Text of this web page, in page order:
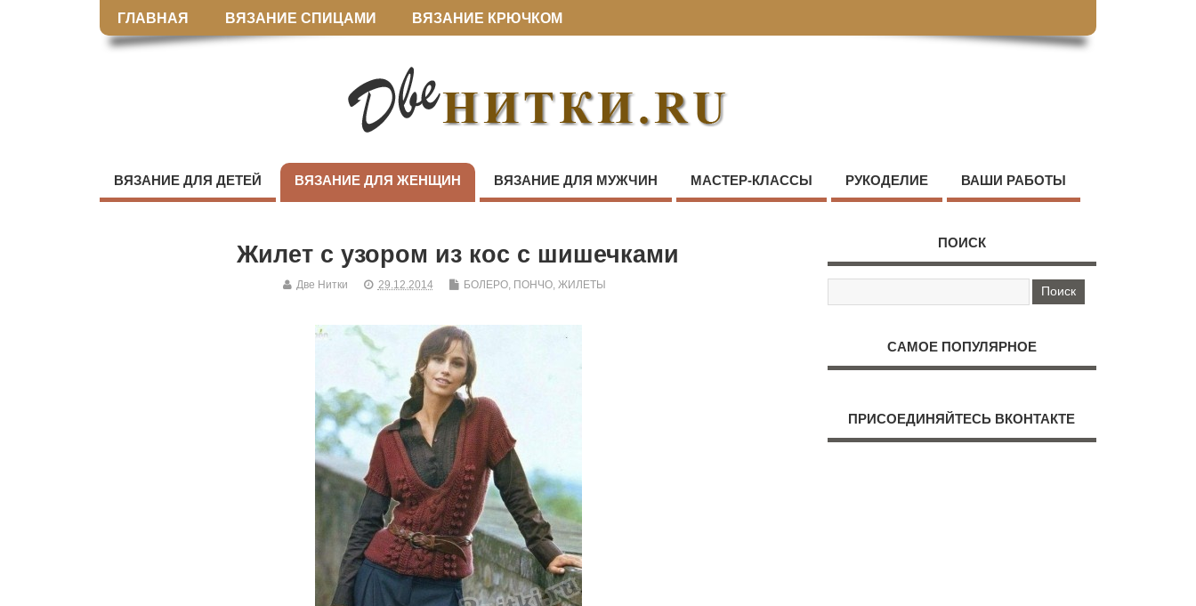
ГЛАВНАЯ ВЯЗАНИЕ СПИЦАМИ ВЯЗАНИЕ КРЮЧКОМ
ВЯЗАНИЕ ДЛЯ ДЕТЕЙ ВЯЗАНИЕ ДЛЯ ЖЕНЩИН ВЯЗАНИЕ ДЛЯ МУЖЧИН МАСТЕР-КЛАССЫ РУКОДЕЛИЕ ВАШИ РАБОТЫ
Жилет с узором из кос с шишечками
Две Нитки 29.12.2014 БОЛЕРО, ПОНЧО, ЖИЛЕТЫ
ПОИСК
САМОЕ ПОПУЛЯРНОЕ
ПРИСОЕДИНЯЙТЕСЬ ВКОНТАКТЕ